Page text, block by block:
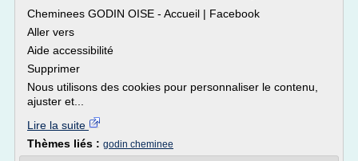
Cheminees GODIN OISE - Accueil | Facebook
Aller vers
Aide accessibilité
Supprimer
Nous utilisons des cookies pour personnaliser le contenu,
ajuster et...
Lire la suite
Thèmes liés : godin cheminee